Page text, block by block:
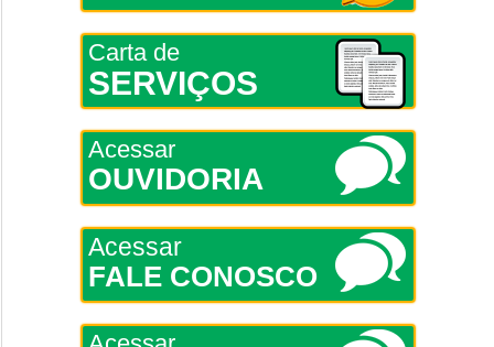
Carta de
SERVIÇOS
Acessar
OUVIDORIA
Acessar
FALE CONOSCO